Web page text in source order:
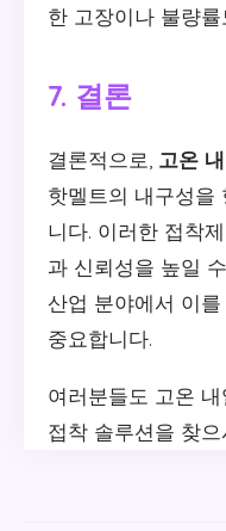
한 고장이나 불량
7. 결론
결론적으로, 고온
핫멜트의 내구성을
니다. 이러한 접착
과 신뢰성을 높일
산업 분야에서 이
중요합니다.
여러분들도 고온
접착 솔루션을 찾